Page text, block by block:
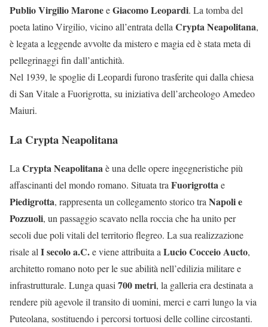
Publio Virgilio MaroneeGiacomo Leopardi. La tomba del
poeta latino Virgilio, vicino all’entrata della Crypta Neapolitana,
è legata a leggende avvolte da mistero e magia ed è stata meta di
pellegrinaggi fin dall’antichità.
Nel 1939, le spoglie di Leopardi furono trasferite qui dalla chiesa
di San Vitale a Fuorigrotta, su iniziativa dell’archeologo Amedeo
Maiuri.
La Crypta Neapolitana
LaCrypta Neapolitanaè una delle opere ingegneristiche più
affascinanti del mondo romano. Situata traFuorigrottae
Piedigrotta, rappresenta un collegamento storico traNapoli e
Pozzuoli, un passaggio scavato nella roccia che ha unito per
secoli due poli vitali del territorio flegreo. La sua realizzazione
risale alI secolo a.C.e viene attribuita aLucio Cocceio Aucto,
architetto romano noto per le sue abilità nell’edilizia militare e
infrastrutturale. Lunga quasi700 metri, la galleria era destinata a
rendere più agevole il transito di uomini, merci e carri lungo la via
Puteolana, sostituendo i percorsi tortuosi delle colline circostanti.